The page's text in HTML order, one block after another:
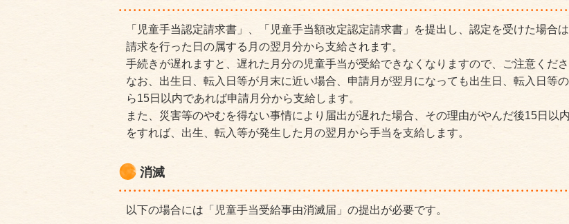
「児童手当認定請求書」、「児童手当額改定認定請求書」を提出し、認定を受けた場合
請求を行った日の属する月の翌月分から支給されます。
手続きが遅れますと、遅れた月分の児童手当が受給できなくなりますので、ご注意くださ
なお、出生日、転入日等が月末に近い場合、申請月が翌月になっても出生日、転入日等
ら15日以内であれば申請月分から支給します。
また、災害等のやむを得ない事情により届出が遅れた場合、その理由がやんだ後15日以
をすれば、出生、転入等が発生した月の翌月から手当を支給します。
消滅
以下の場合には「児童手当受給事由消滅届」の提出が必要です。